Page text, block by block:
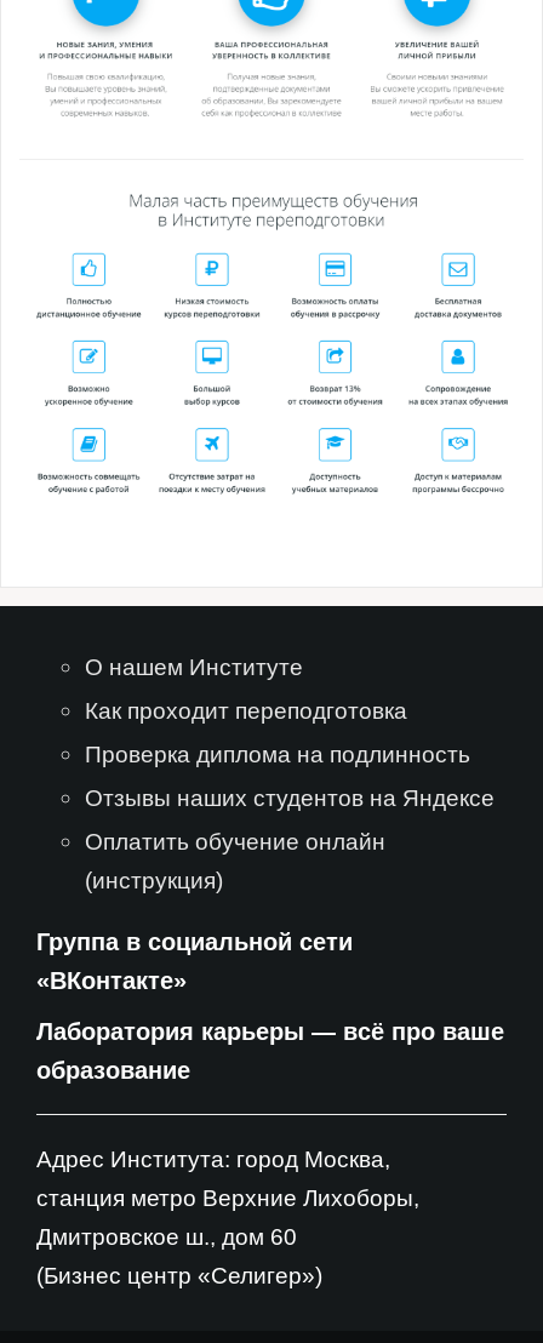
О нашем Институте
Как проходит переподготовка
Проверка диплома на подлинность
Отзывы наших студентов на Яндексе
Оплатить обучение онлайн
(инструкция)
Группа в социальной сети
«ВКонтакте»
Лаборатория карьеры — всё про ваше
образование
Адрес Института: город Москва,
станция метро Верхние Лихоборы,
Дмитровское ш., дом 60
(Бизнес центр «Селигер»)